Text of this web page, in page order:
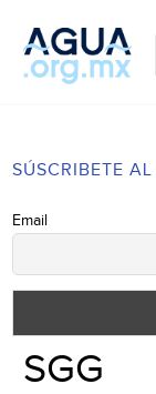
SÚSCRIBETE
Email
SGG